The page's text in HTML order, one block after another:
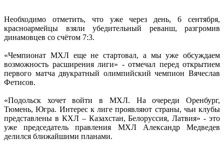
Необходимо отметить, что уже через день, 6 сентября,
красноармейцы взяли убедительный реванш, разгромив
динамовцев со счётом 7:3.
«Чемпионат МХЛ еще не стартовал, а мы уже обсуждаем
возможность расширения лиги» - отмечал перед открытием
первого матча двукратный олимпийский чемпион Вячеслав
Фетисов.
«Подольск хочет войти в МХЛ. На очереди Оренбург,
Тюмень, Югра. Интерес к лиге проявляют страны, чьи клубы
представлены в КХЛ – Казахстан, Белоруссия, Латвия» - это
уже председатель правления МХЛ Александр Медведев
делился ближайшими планами.